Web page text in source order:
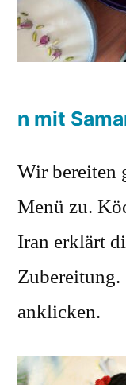
n mit
Wir bereiten
Menü zu.
Iran erklärt
anklicken.